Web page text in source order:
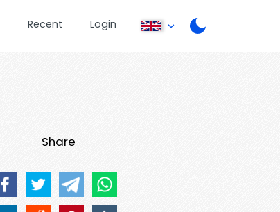
Recent Login
Share